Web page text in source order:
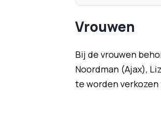
Vrouwen
Bij de vrouwen
Noordman (Ajax),
te worden